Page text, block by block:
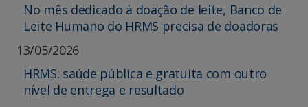
No mês dedicado à doação de leite, Banco de
Leite Humano do HRMS precisa de doadoras
13/05/2026
HRMS: saúde pública e gratuita com outro
nível de entrega e resultado